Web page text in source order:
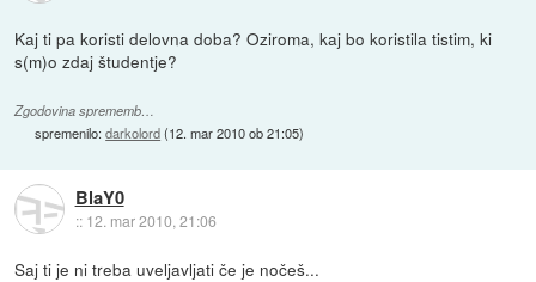
Kaj ti pa koristi delovna doba? Oziroma, kaj bo koristila tistim, ki
s(m)o zdaj študentje?
Zgodovina sprememb…
spremenilo:darkolord(12. mar 2010 ob 21:05)
BlaY0
:: 12. mar 2010, 21:06
Saj ti je ni treba uveljavljati če je nočeš...